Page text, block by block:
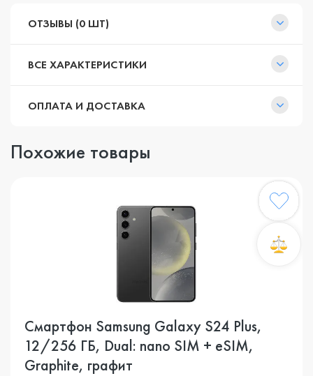
ОТЗЫВЫ (0 ШТ)
ВСЕ ХАРАКТЕРИСТИКИ
ОПЛАТА И ДОСТАВКА
Похожие товары
Смартфон Samsung Galaxy S24 Plus,
12/256 ГБ, Dual: nano SIM + eSIM,
Graphite, графит